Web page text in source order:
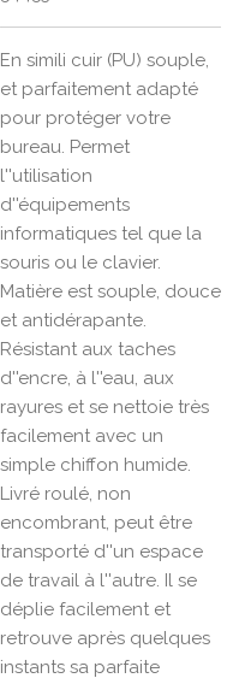
En simili cuir (PU) souple,
et parfaitement adapté
pour protéger votre
bureau. Permet
l''utilisation
d''équipements
informatiques tel que la
souris ou le clavier.
Matière est souple, douce
et antidérapante.
Résistant aux taches
d''encre, à l''eau, aux
rayures et se nettoie très
facilement avec un
simple chiffon humide.
Livré roulé, non
encombrant, peut être
transporté d''un espace
de travail à l''autre. Il se
déplie facilement et
retrouve après quelques
instants sa parfaite